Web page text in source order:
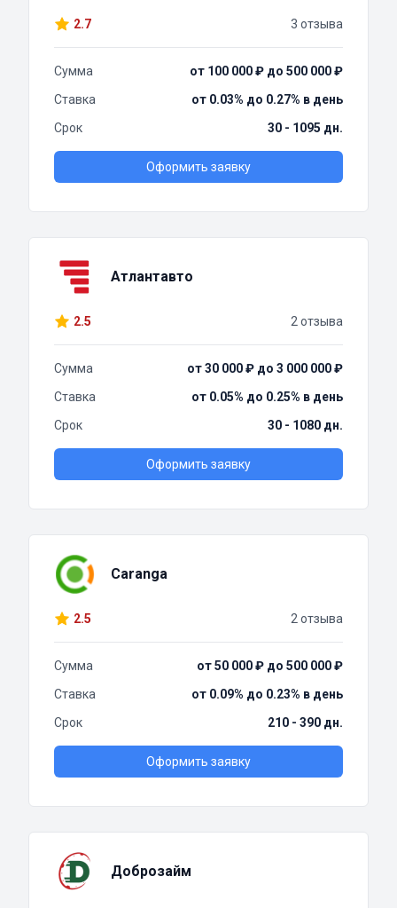
2.7 3 отзыва
Сумма
от 100 000 ₽ до 500 000 ₽
Ставка
от 0.03% до 0.27% в день
Срок
30 - 1095 дн.
Оформить заявку
Атлантавто
2.5 2 отзыва
Сумма
от 30 000 ₽ до 3 000 000 ₽
Ставка
от 0.05% до 0.25% в день
Срок
30 - 1080 дн.
Оформить заявку
Caranga
2.5 2 отзыва
Сумма
от 50 000 ₽ до 500 000 ₽
Ставка
от 0.09% до 0.23% в день
Срок
210 - 390 дн.
Оформить заявку
Доброзайм